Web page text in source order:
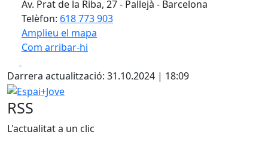
Av. Prat de la Riba, 27 - Pallejà - Barcelona
Telèfon: 618 773 903
Amplieu el mapa
Com arribar-hi
+
−
Darrera actualització: 31.10.2024 | 18:09
Espai+Jove
RSS
L'actualitat a un clic